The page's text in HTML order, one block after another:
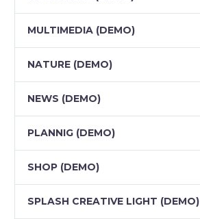
MULTIMEDIA (DEMO)
NATURE (DEMO)
NEWS (DEMO)
PLANNIG (DEMO)
SHOP (DEMO)
SPLASH CREATIVE LIGHT (DEMO)